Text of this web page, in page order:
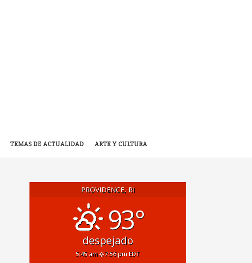
TEMAS DE ACTUALIDAD ARTE Y CULTURA
PROVIDENCE, RI
93°
despejado
5:45 am 7:56 pm EDT